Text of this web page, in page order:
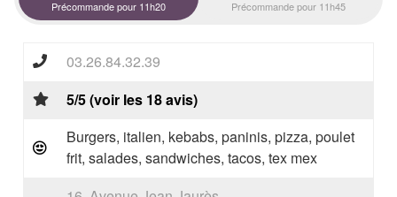
Précommande pour 11h20 Précommande pour 11h45
03.26.84.32.39
5/5 (voir les 18 avis)
Burgers, italien, kebabs, paninis, pizza, poulet
frit, salades, sandwiches, tacos, tex mex